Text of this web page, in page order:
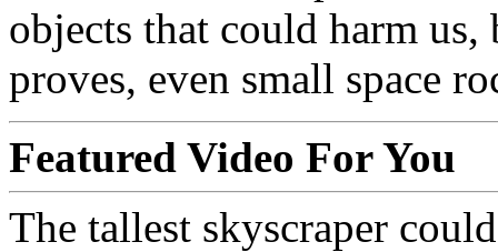
objects that could harm
proves, even small space
Featured Video For You
The tallest skyscraper